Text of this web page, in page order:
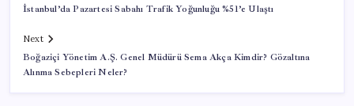
İstanbul’da Pazartesi Sabahı Trafik Yoğunluğu %51’e Ulaştı
Next
Boğaziçi Yönetim A.Ş. Genel Müdürü Sema Akça Kimdir? Gözaltına
Alınma Sebepleri Neler?